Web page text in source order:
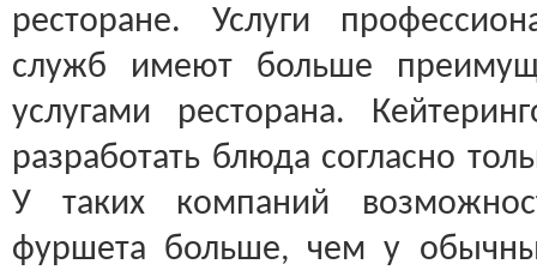
ресторане. Услуги
служб имеют больше
услугами ресторана.
разработать блюда согласно
У таких компаний
фуршета больше, чем у